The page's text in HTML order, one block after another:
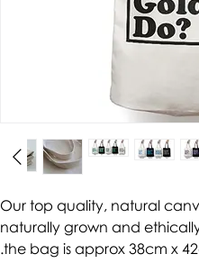
Our top quality, natural
naturally grown and
the bag is approx 38cm x